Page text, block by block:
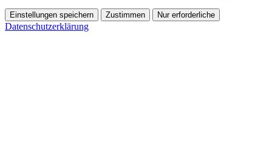
Einstellungen speichern Zustimmen Nur erforderliche
Datenschutzerklärung